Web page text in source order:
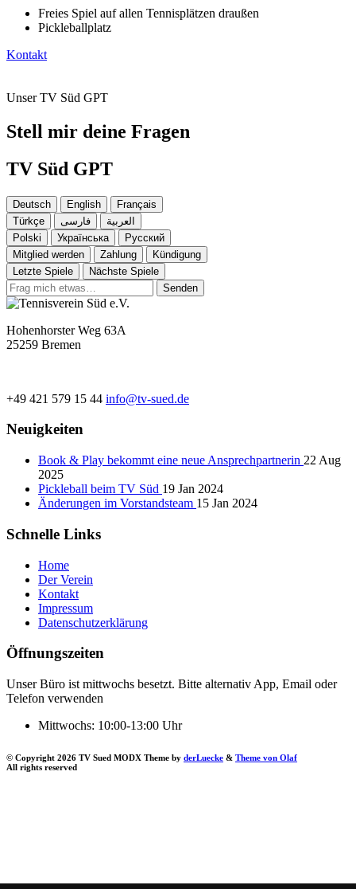
Freies Spiel auf allen Tennisplätzen draußen
Pickleballplatz
Kontakt
Unser TV Süd GPT
Stell mir deine Fragen
TV Süd GPT
Deutsch English
Français
Türkçe
فارسی
العربية
Polski
Українська
Русский
Mitglied werden
Zahlung
Kündigung
Letzte Spiele
Nächste Spiele
Senden
Hohenhorster Weg 63A
25259 Bremen
+49 421 579 15 44 info@tv-sued.de
Neuigkeiten
Book & Play bekommt eine neue Ansprechpartnerin 22 Aug
2025
Pickleball beim TV Süd 19 Jan 2024
Änderungen im Vorstandsteam 15 Jan 2024
Schnelle Links
Home
Der Verein
Kontakt
Impressum
Datenschutzerklärung
Öffnungszeiten
Unser Büro ist mittwochs besetzt. Bitte alternativ App, Email oder
Telefon verwenden
Mittwochs: 10:00-13:00 Uhr
© Copyright 2026 TV Sued MODX Theme by derLuecke & Theme von Olaf
All rights reserved